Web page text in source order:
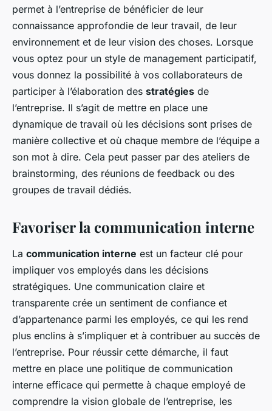
permet à l’entreprise de bénéficier de leur
connaissance approfondie de leur travail, de leur
environnement et de leur vision des choses. Lorsque
vous optez pour un style de management participatif,
vous donnez la possibilité à vos collaborateurs de
participer à l’élaboration des stratégies de
l’entreprise. Il s’agit de mettre en place une
dynamique de travail où les décisions sont prises de
manière collective et où chaque membre de l’équipe a
son mot à dire. Cela peut passer par des ateliers de
brainstorming, des réunions de feedback ou des
groupes de travail dédiés.
Favoriser la communication interne
La communication interne est un facteur clé pour
impliquer vos employés dans les décisions
stratégiques. Une communication claire et
transparente crée un sentiment de confiance et
d’appartenance parmi les employés, ce qui les rend
plus enclins à s’impliquer et à contribuer au succès de
l’entreprise. Pour réussir cette démarche, il faut
mettre en place une politique de communication
interne efficace qui permette à chaque employé de
comprendre la vision globale de l’entreprise, les